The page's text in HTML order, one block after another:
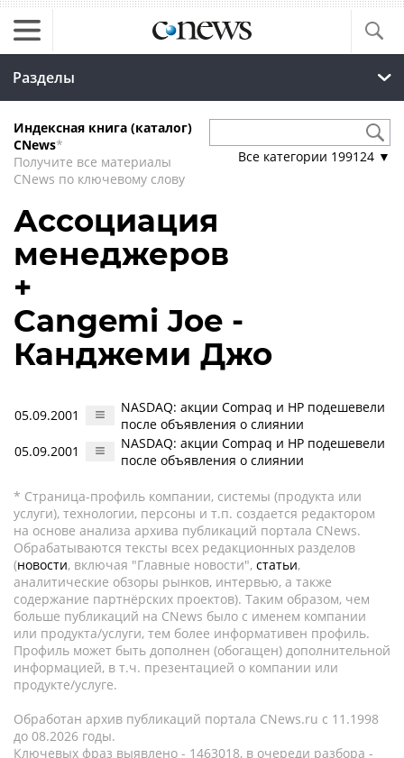
Разделы
Индексная книга (каталог)
CNews*
Получите все материалы
CNews по ключевому слову
Все категории 199124 ▼
Ассоциация
менеджеров
+
Cangemi Joe -
Канджеми Джо
05.09.2001
NASDAQ: акции Compaq и HP подешевели
после объявления о слиянии
05.09.2001
NASDAQ: акции Compaq и HP подешевели
после объявления о слиянии
* Страница-профиль компании, системы (продукта или
услуги), технологии, персоны и т.п. создается редактором
на основе анализа архива публикаций портала CNews.
Обрабатываются тексты всех редакционных разделов
(новости, включая "Главные новости", статьи,
аналитические обзоры рынков, интервью, а также
содержание партнёрских проектов). Таким образом, чем
больше публикаций на CNews было с именем компании
или продукта/услуги, тем более информативен профиль.
Профиль может быть дополнен (обогащен) дополнительной
информацией, в т.ч. презентацией о компании или
продукте/услуге.
Обработан архив публикаций портала CNews.ru c 11.1998
до 08.2026 годы.
Ключевых фраз выявлено - 1463018, в очереди разбора -